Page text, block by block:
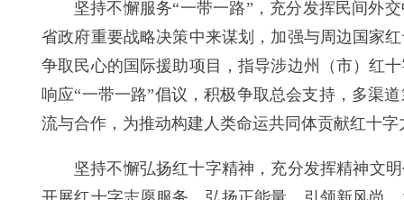
坚持不懈服务“一带一路”，充分发挥民间外
省政府重要战略决策中来谋划，加强与周边国家
争取民心的国际援助项目，指导涉边州（市）红
响应“一带一路”倡议，积极争取总会支持，多渠
流与合作，为推动构建人类命运共同体贡献红十字
坚持不懈弘扬红十字精神，充分发挥精神文